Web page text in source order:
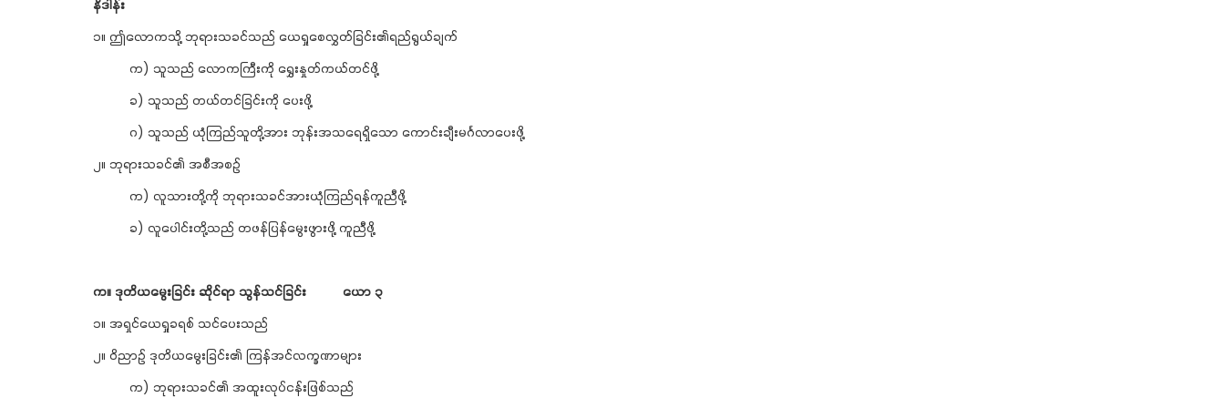
နိဒါန်း
၁။ ဤလောကသို့ ဘုရားသခင်သည် ယေရှုစေလွှတ်ခြင်း၏ရည်ရွယ်ချက်
က) သူသည် လောကကြီးကို ရွှေးနှုတ်ကယ်တင်ဖို့
ခ) သူသည် တယ်တင်ခြင်းကို ပေးဖို့
ဂ) သူသည် ယုံကြည်သူတို့အား ဘုန်းအသရေရှိသော ကောင်းချီးမင်္ဂလာပေးဖို့
၂။ ဘုရားသခင်၏ အစီအစဉ်
က) လူသားတို့ကို ဘုရားသခင်အားယုံကြည်ရန်ကူညီဖို့
ခ) လူပေါင်းတို့သည် တဖန်ပြန်မွေးဖွားဖို့ ကူညီဖို့
က။ ဒုတိယမွေးခြင်း ဆိုင်ရာ သွန်သင်ခြင်း ယော ၃
၁။ အရှင်ယေရှုခရစ် သင်ပေးသည်
၂။ ဝိညာဉ် ဒုတိယမွေးခြင်း၏ ကြန်အင်လက္ခဏာများ
က) ဘုရားသခင်၏ အထူးလုပ်ငန်းဖြစ်သည်